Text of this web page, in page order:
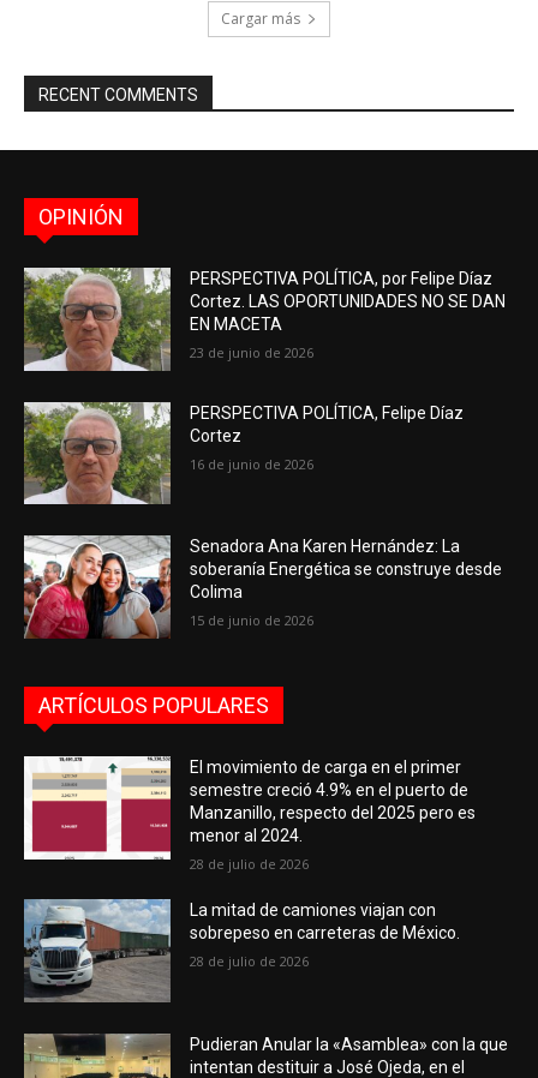
Cargar más
RECENT COMMENTS
OPINIÓN
PERSPECTIVA POLÍTICA, por Felipe Díaz
Cortez. LAS OPORTUNIDADES NO SE DAN
EN MACETA
23 de junio de 2026
PERSPECTIVA POLÍTICA, Felipe Díaz
Cortez
16 de junio de 2026
Senadora Ana Karen Hernández: La
soberanía Energética se construye desde
Colima
15 de junio de 2026
ARTÍCULOS POPULARES
El movimiento de carga en el primer
semestre creció 4.9% en el puerto de
Manzanillo, respecto del 2025 pero es
menor al 2024.
28 de julio de 2026
La mitad de camiones viajan con
sobrepeso en carreteras de México.
28 de julio de 2026
Pudieran Anular la «Asamblea» con la que
intentan destituir a José Ojeda, en el